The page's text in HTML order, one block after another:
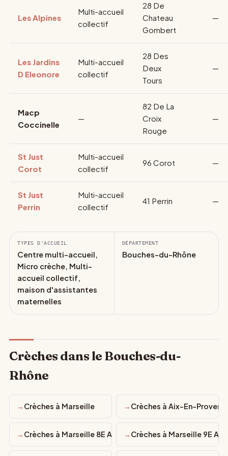
Les Alpines
Multi-accueil
collectif
28 De
Chateau
Gombert
—
Les Jardins
D Eleonore
Multi-accueil
collectif
28 Des
Deux
Tours
—
Macp
Coccinelle
—
82 De La
Croix
Rouge
—
St Just
Corot
Multi-accueil
collectif
96 Corot —
St Just
Perrin
Multi-accueil
collectif
41 Perrin —
TYPES D'ACCUEIL
Centre multi-accueil,
Micro crèche, Multi-
accueil collectif,
maison d'assistantes
maternelles
DÉPARTEMENT
Bouches-du-Rhône
Crèches dans le Bouches-du-
Rhône
Crèches à Marseille Crèches à Aix-En-
Crèches à Marseille 8E ArrondissementCrèches à Marseille 9E